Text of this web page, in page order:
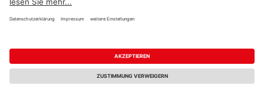
Impressum AGB Widerruf
Datenschutz
Reservierungsbedingungen
Vertrag widerrufen